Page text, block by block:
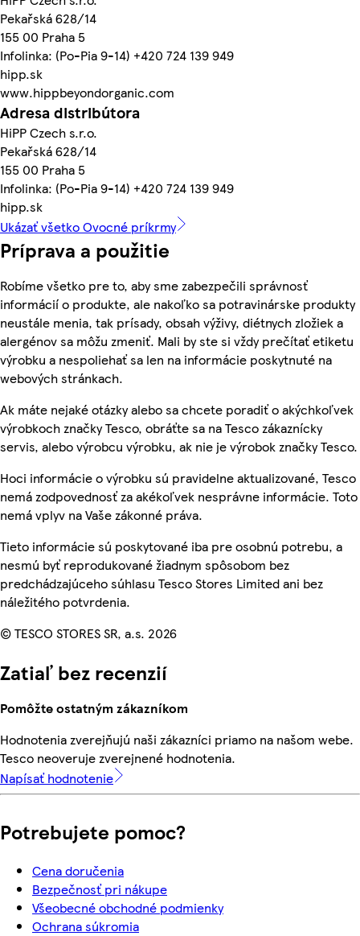
Pekařská 628/14
155 00 Praha 5
Infolinka: (Po-Pia 9-14) +420 724 139 949
hipp.sk
www.hippbeyondorganic.com
Adresa distribútora
HiPP Czech s.r.o.
Pekařská 628/14
155 00 Praha 5
Infolinka: (Po-Pia 9-14) +420 724 139 949
hipp.sk
Ukázať všetko Ovocné príkrmy
Príprava a použitie
Robíme všetko pre to, aby sme zabezpečili správnosť
informácií o produkte, ale nakoľko sa potravinárske produkty
neustále menia, tak prísady, obsah výživy, diétnych zložiek a
alergénov sa môžu zmeniť. Mali by ste si vždy prečítať etiketu
výrobku a nespoliehať sa len na informácie poskytnuté na
webových stránkach.
Ak máte nejaké otázky alebo sa chcete poradiť o akýchkoľvek
výrobkoch značky Tesco, obráťte sa na Tesco zákaznícky
servis, alebo výrobcu výrobku, ak nie je výrobok značky Tesco.
Hoci informácie o výrobku sú pravidelne aktualizované, Tesco
nemá zodpovednosť za akékoľvek nesprávne informácie. Toto
nemá vplyv na Vaše zákonné práva.
Tieto informácie sú poskytované iba pre osobnú potrebu, a
nesmú byť reprodukované žiadnym spôsobom bez
predchádzajúceho súhlasu Tesco Stores Limited ani bez
náležitého potvrdenia.
© TESCO STORES SR, a.s. 2026
Zatiaľ bez recenzií
Pomôžte ostatným zákazníkom
Hodnotenia zverejňujú naši zákazníci priamo na našom webe.
Tesco neoveruje zverejnené hodnotenia.
Napísať hodnotenie
Potrebujete pomoc?
Cena doručenia
Bezpečnosť pri nákupe
Všeobecné obchodné podmienky
Ochrana súkromia